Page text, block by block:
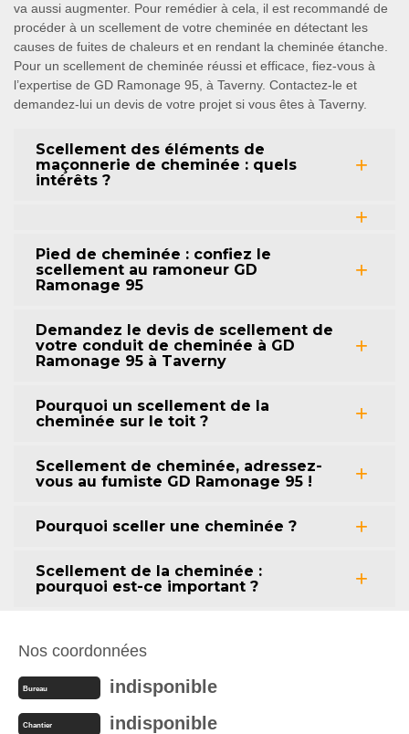
va aussi augmenter. Pour remédier à cela, il est recommandé de
procéder à un scellement de votre cheminée en détectant les
causes de fuites de chaleurs et en rendant la cheminée étanche.
Pour un scellement de cheminée réussi et efficace, fiez-vous à
l’expertise de GD Ramonage 95, à Taverny. Contactez-le et
demandez-lui un devis de votre projet si vous êtes à Taverny.
Scellement des éléments de
maçonnerie de cheminée : quels
intérêts ?
Pied de cheminée : confiez le
scellement au ramoneur GD
Ramonage 95
Demandez le devis de scellement de
votre conduit de cheminée à GD
Ramonage 95 à Taverny
Pourquoi un scellement de la
cheminée sur le toit ?
Scellement de cheminée, adressez-
vous au fumiste GD Ramonage 95 !
Pourquoi sceller une cheminée ?
Scellement de la cheminée :
pourquoi est-ce important ?
Nos coordonnées
Bureau indisponible
Chantier indisponible